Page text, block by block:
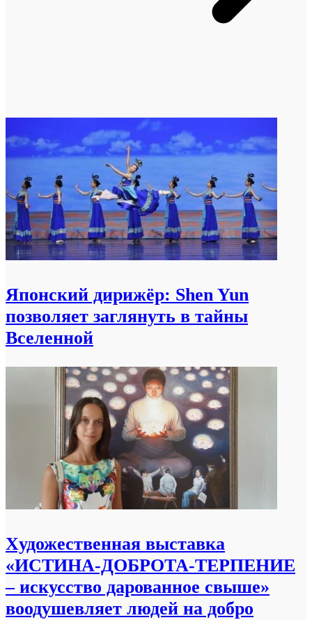
Японский дирижёр: Shen Yun
позволяет заглянуть в тайны
Вселенной
Xудожественная выставка
«ИСТИНА-ДОБРОТА-ТЕРПЕНИЕ
– искусство дарованное свыше»
воодушевляет людей на добро